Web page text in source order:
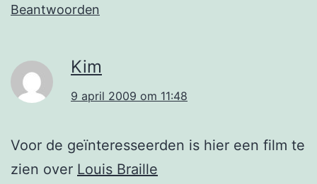
Beantwoorden
Kim
9 april 2009 om 11:48
Voor de geïnteresseerden is hier een film te
zien over Louis Braille